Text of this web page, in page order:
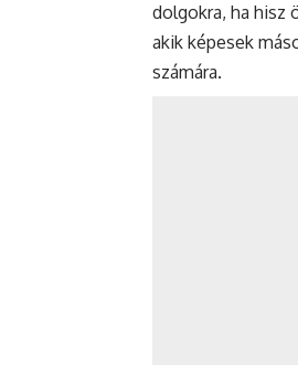
dolgokra, ha hisz
akik képesek
számára.